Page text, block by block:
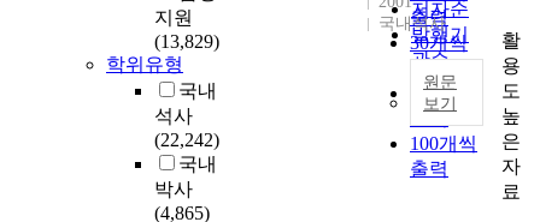
지원
(13,829)
학위유형
국내
석사
(22,242)
국내
박사
(4,865)
저자순
발행기
관순
출력
30개씩
50개씩
100개씩
출력
국내석사
원문
보기
활
용
도
높
은
자
료